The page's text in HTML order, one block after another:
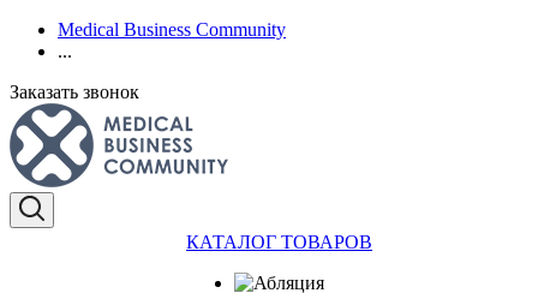
Medical Business Community
...
Заказать звонок
КАТАЛОГ ТОВАРОВ